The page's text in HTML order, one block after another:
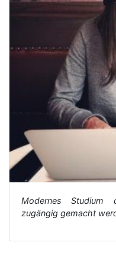
Modernes Studium
zugängig gemacht